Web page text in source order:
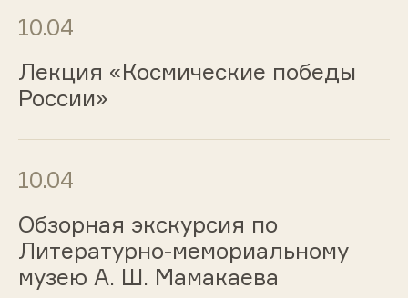
10.04
Лекция «Космические победы
России»
10.04
Обзорная экскурсия по
Литературно-мемориальному
музею А. Ш. Мамакаева